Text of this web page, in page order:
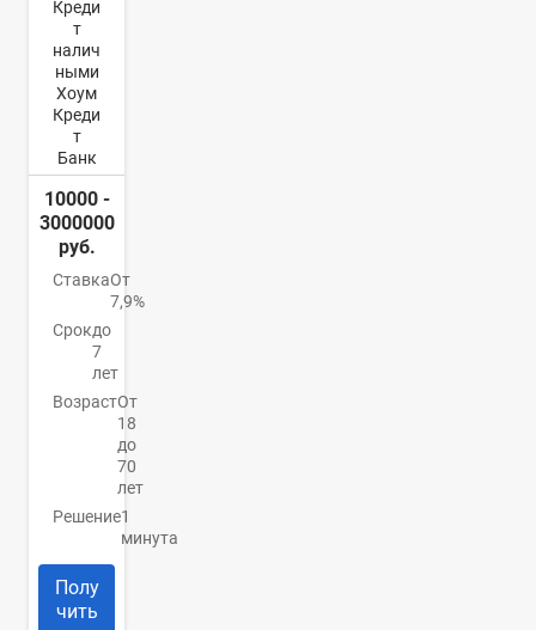
Креди
т
налич
ными
Хоум
Креди
т
Банк
10000 -
3000000
руб.
СтавкаОт
7,9%
Срокдо
7
лет
ВозрастОт
18
до
70
лет
Решение1
минута
Полу
чить